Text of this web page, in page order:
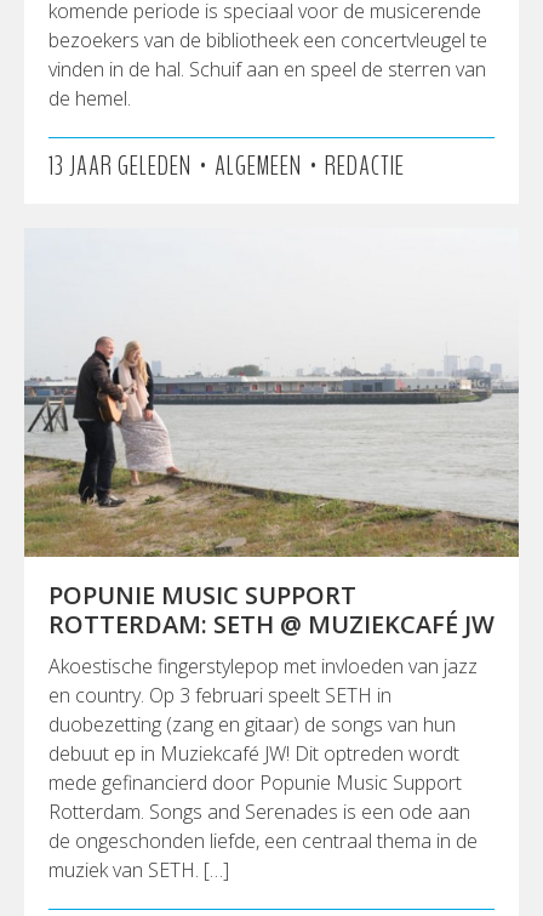
komende periode is speciaal voor de musicerende
bezoekers van de bibliotheek een concertvleugel te
vinden in de hal. Schuif aan en speel de sterren van
de hemel.
13 JAAR GELEDEN • ALGEMEEN • REDACTIE
POPUNIE MUSIC SUPPORT
ROTTERDAM: SETH @ MUZIEKCAFÉ JW
Akoestische fingerstylepop met invloeden van jazz
en country. Op 3 februari speelt SETH in
duobezetting (zang en gitaar) de songs van hun
debuut ep in Muziekcafé JW! Dit optreden wordt
mede gefinancierd door Popunie Music Support
Rotterdam. Songs and Serenades is een ode aan
de ongeschonden liefde, een centraal thema in de
muziek van SETH. […]